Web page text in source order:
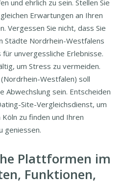
und ehrlich zu sein. Stellen Sie
Erwartungen an Ihren
Vergessen Sie nicht, dass Sie
Städte Nordrhein-Westfalens
unvergessliche Erlebnisse.
um Stress zu vermeiden.
Westfalen) soll
Abwechslung sein. Entscheiden
Site-Vergleichsdienst, um
zu finden und Ihren
geniessen.
Plattformen im
Funktionen,